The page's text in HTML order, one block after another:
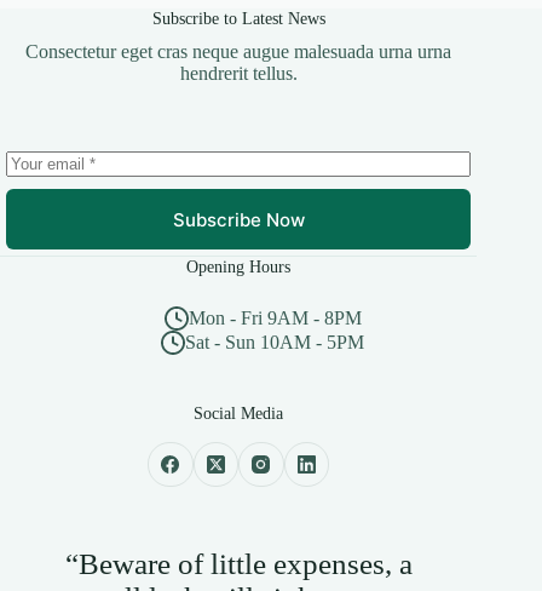
Subscribe to Latest News
Consectetur eget cras neque augue malesuada urna urna
hendrerit tellus.
Subscribe Now
Opening Hours
Mon - Fri 9AM - 8PM
Sat - Sun 10AM - 5PM
Social Media
“Beware of little expenses, a